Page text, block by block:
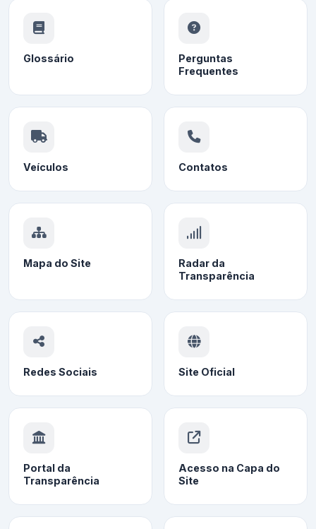
Glossário
Perguntas
Frequentes
Veículos Contatos
Mapa do Site
Radar da
Transparência
Redes Sociais Site Oficial
Portal da
Transparência
Acesso na Capa do
Site